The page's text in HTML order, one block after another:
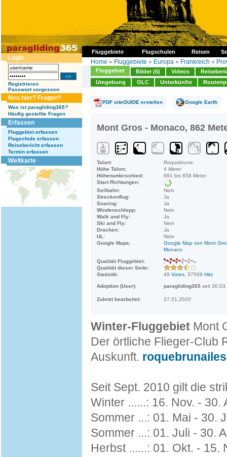
Fluggebiete Flugschulen Reisen
Login
Registrieren
Passwort vergessen
Neu hier? Fragen?
Was ist paragliding365?
Häufig gestellte Fragen
Erfassen
Fluggebiet erfassen
Flugschule erfassen
Reisebericht erfassen
Termin erfassen
Weltkarte
Home » Fluggebiete » Europa » Frankreich »
Fluggebiet Bilder (6) Videos
Umgebung
OLC Unterkünfte
PDF siteGUIDE erstellen Google Earth
Mont Gros - Monaco, 862
Talort:
Roquebrune
Höhe Talort:
4 Meter
Höhenunterschied:
691 bis 858 Meter
Start Richtungen:
Seilbahn:
Nein
Streckenflug:
Ja
Soaring:
Ja
Windenschlepp:
Nein
Walk and Fly:
Ja
Ski and Fly:
Nein
Drachen:
Ja
UL:
Nein
Google Maps:
Google Map von Mont
Monaco
Qualität Fluggebiet:
Qualität dieser Seite:
Statistik:
49 Votes , 37569 Hits
Adoption (User): paragliding365 seit
Zuletzt bearbeitet: 27.01.2020
Winter-Fluggebiet Mont
Der örtliche Flieger-Club
Auskunft.
Seit Sept. 2010 gilt die
Winter ......: 16. Nov. -
Sommer ...: 01. Mai - 30.
Sommer ...: 01. Juli - 30.
Herbst ......: 01. Okt. - 15.